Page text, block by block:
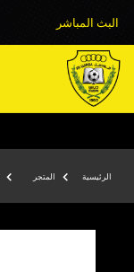
البث المباشر
الرئيسية المتجر